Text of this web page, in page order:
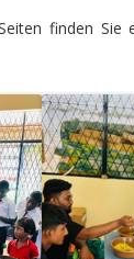
finden Sie